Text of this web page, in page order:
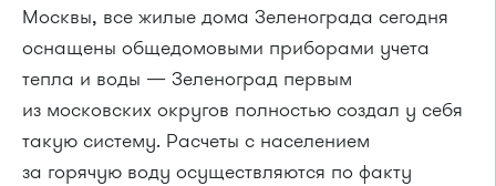
Москвы, все жилые дома Зеленограда сегодня
оснащены общедомовыми приборами учета
тепла и воды — Зеленоград первым
из московских округов полностью создал у себя
такую систему. Расчеты с населением
за горячую воду осуществляются по факту